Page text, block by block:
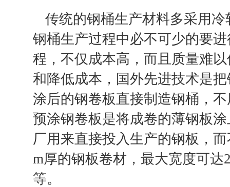
传统的钢桶生产材料多采用
钢桶生产过程中必不可少的要
程，不仅成本高，而且质量难
和降低成本，国外先进技术是
涂后的钢卷板直接制造钢桶，
预涂钢卷板是将成卷的薄钢板
厂用来直接投入生产的钢板，
m厚的钢板卷材，最大宽度可
等。